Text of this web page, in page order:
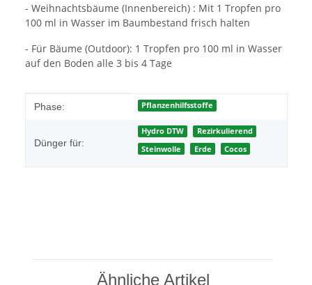
- Weihnachtsbäume (Innenbereich) : Mit 1 Tropfen pro
100 ml in Wasser im Baumbestand frisch halten
- Für Bäume (Outdoor): 1 Tropfen pro 100 ml in Wasser
auf den Boden alle 3 bis 4 Tage
Produkteigenschaft
Wert
Phase: Pflanzenhilfsstoffe
Dünger für:
Hydro DTW
Rezirkulierend
Steinwolle
Erde Cocos
Ähnliche Artikel